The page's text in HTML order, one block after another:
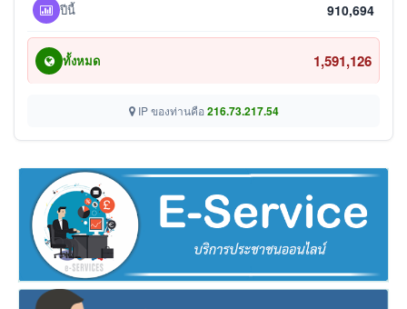
ปีนี้ 910,694
ทั้งหมด 1,591,126
IP ของท่านคือ 216.73.217.54